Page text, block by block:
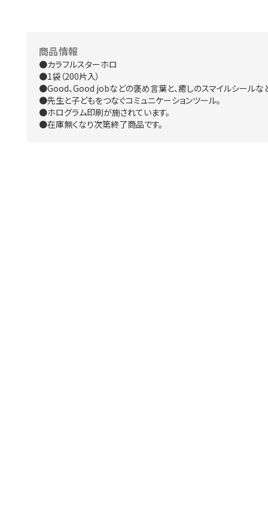
商品情報
●カラフルスターホロ
●1袋（200片入）
●Good、Good jobなどの褒め言葉と、癒しのスマイルシールな
●先生と子どもをつなぐコミュニケーションツール。
●ホログラム印刷が施されています。
●在庫無くなり次第終了商品です。